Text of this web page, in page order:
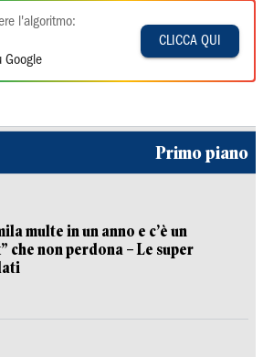
l'algoritmo:
Google
CLICCA QUI
Primo piano
multe in un anno e c’è un
che non perdona – Le super